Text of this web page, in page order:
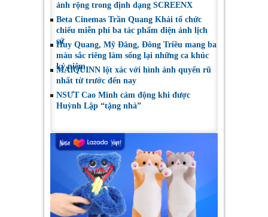
ảnh rộng trong định dạng SCREENX
Beta Cinemas Trần Quang Khải tổ chức
chiếu miễn phí ba tác phẩm điện ảnh lịch
sử
Huy Quang, Mỹ Đăng, Đông Triều mang ba
màu sắc riêng làm sống lại những ca khúc
kỷ niệm
MAIQUINN lột xác với hình ảnh quyến rũ
nhất từ trước đến nay
NSƯT Cao Minh cảm động khi được
Huỳnh Lập “tặng nhà”